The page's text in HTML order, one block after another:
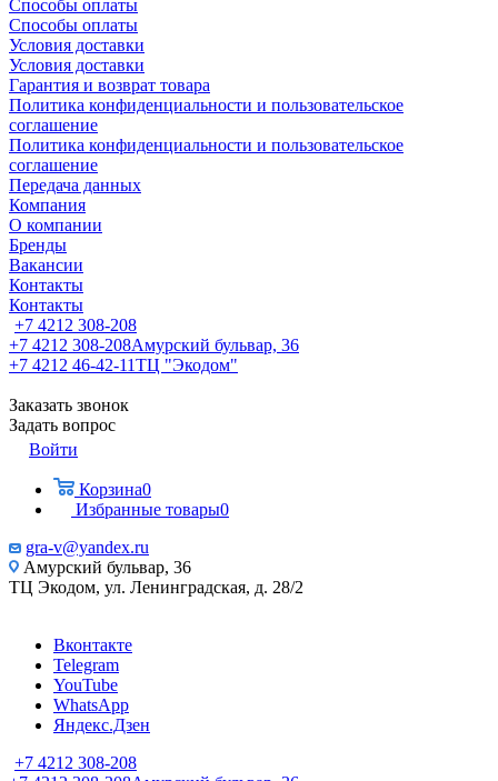
Способы оплаты
Способы оплаты
Условия доставки
Условия доставки
Гарантия и возврат товара
Политика конфиденциальности и пользовательское
соглашение
Политика конфиденциальности и пользовательское
соглашение
Передача данных
Компания
О компании
Бренды
Вакансии
Контакты
Контакты
+7 4212 308-208
+7 4212 308-208Амурский бульвар, 36
+7 4212 46-42-11ТЦ "Экодом"
Заказать звонок
Задать вопрос
Войти
Корзина0
Избранные товары0
gra-v@yandex.ru
Амурский бульвар, 36
ТЦ Экодом, ул. Ленинградская, д. 28/2
Вконтакте
Telegram
YouTube
WhatsApp
Яндекс.Дзен
+7 4212 308-208